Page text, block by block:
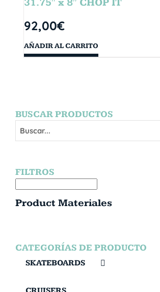
92,00€
AÑADIR AL CARRITO
BUSCAR PRODUCTOS
FILTROS
Product Materiales
CATEGORÍAS DE PRODUCTO
SKATEBOARDS